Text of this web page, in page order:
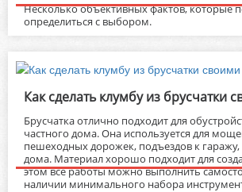
Несколько объективных фактов, которые
определиться с выбором.
Как сделать клумбу из брусчатки
Брусчатка отлично подходит для
частного дома. Она используется для
пешеходных дорожек, подъездов к
дома. Материал хорошо подходит для
этом все работы можно выполнить
наличии минимального набора